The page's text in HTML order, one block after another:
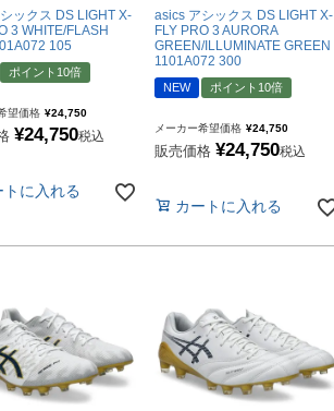
｜テープデザイン
｜グッズマン
｜エイチオーサッカー
SWEET YEARS｜ｽｳｨｰﾄｲﾔｰｽﾞ
スフィーダ
｜ヤスダ
｜フィンタ
フランス代表
ポルトガル代表
イングランド代表
オランダ代表
イタリア代表
ブラジル代表
アメリカ代表
メキシコ代表
ックス DS LIGHT X-
3 WHITE/FLASH
105
ポイント10倍
望価格 ¥24,750
¥24,750税込
トに入れる
asics アシックス DS LIGHT X-
FLY PRO 3 AURORA
GREEN/ILLUMINATE GREEN
1101A072 300
NEW ポイント10倍
メーカー希望価格 ¥24,750
販売価格 ¥24,750税込
カートに入れる